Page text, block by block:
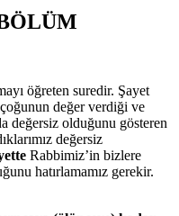
öğreten suredir. Şayet
değer verdiği ve
değersiz olduğunu gösteren
değersiz
Rabbimiz’in bizlere
hatırlamamız gerekir.